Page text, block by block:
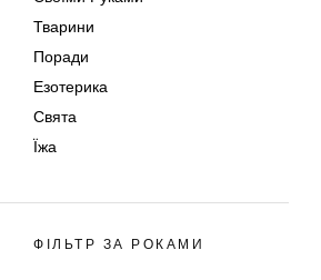
Тварини
Поради
Езотерика
Свята
Їжа
ФІЛЬТР ЗА РОКАМИ